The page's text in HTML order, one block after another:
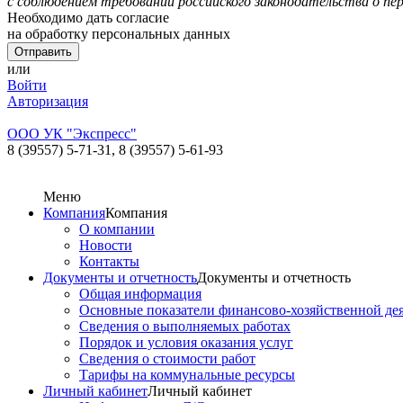
Необходимо дать согласие
на обработку персональных данных
или
Войти
Авторизация
ООО УК "Экспресс"
8 (39557) 5-71-31, 8 (39557) 5-61-93
Меню
КомпанияКомпания
О компании
Новости
Контакты
Документы и отчетностьДокументы и отчетность
Общая информация
Основные показатели финансово-хозяйственной
Сведения о выполняемых работах
Порядок и условия оказания услуг
Сведения о стоимости работ
Тарифы на коммунальные ресурсы
Личный кабинетЛичный кабинет